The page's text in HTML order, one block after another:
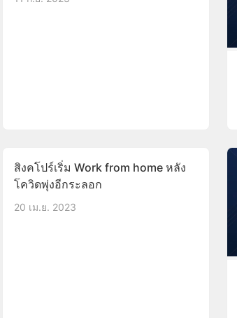
สิงคโปร์เริ่ม Work from home หลัง
โควิดพุ่งอีกระลอก
20 เม.ย. 2023